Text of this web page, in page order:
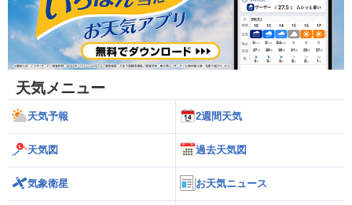
天気メニュー
天気予報 2週間天気
天気図 過去天気図
気象衛星 お天気ニュース